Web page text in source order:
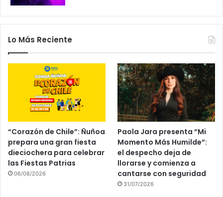
Lo Más Reciente
“Corazón de Chile”: Ñuñoa
prepara una gran fiesta
dieciochera para celebrar
las Fiestas Patrias
06/08/2026
Paola Jara presenta “Mi
Momento Más Humilde”:
el despecho deja de
llorarse y comienza a
cantarse con seguridad
31/07/2026